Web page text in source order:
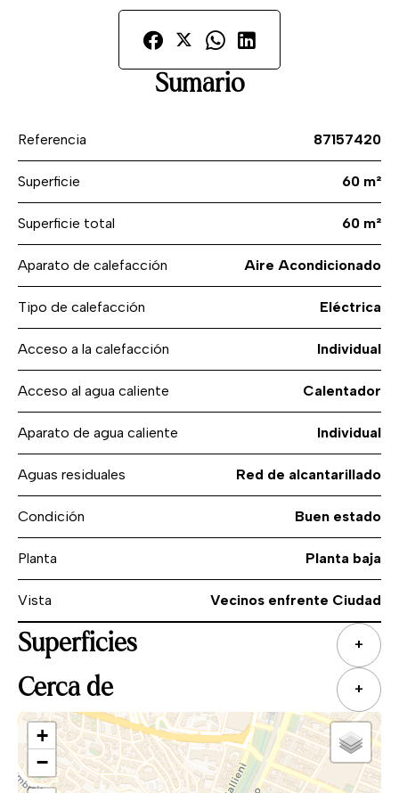
Sumario
Referencia 87157420
Superficie 60 m²
Superficie total 60 m²
Aparato de calefacción Aire Acondicionado
Tipo de calefacción Eléctrica
Acceso a la calefacción Individual
Acceso al agua caliente Calentador
Aparato de agua caliente Individual
Aguas residuales Red de alcantarillado
Condición Buen estado
Planta Planta baja
Vista Vecinos enfrente Ciudad
Superficies +
Cerca de +
+
−